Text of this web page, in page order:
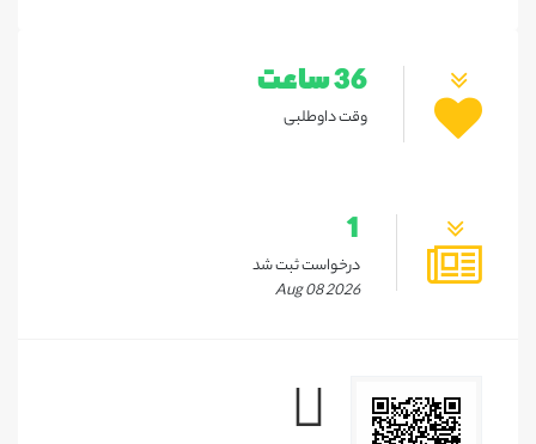
36 ساعت
وقت داوطلبی
1
درخواست ثبت شد
Aug 08 2026